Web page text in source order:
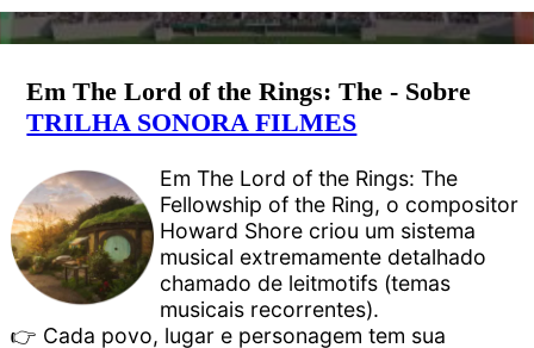
Em The Lord of the Rings: The - Sobre
TRILHA SONORA FILMES
Em The Lord of the Rings: The
Fellowship of the Ring, o compositor
Howard Shore criou um sistema
musical extremamente detalhado
chamado de leitmotifs (temas
musicais recorrentes).
👉 Cada povo, lugar e personagem tem sua